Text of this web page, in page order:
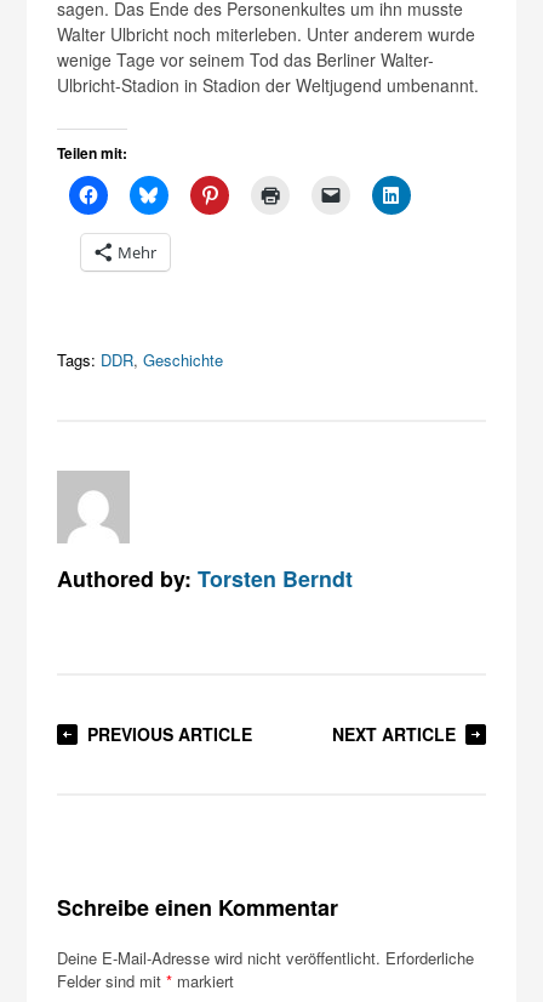
sagen. Das Ende des Personenkultes um ihn musste
Walter Ulbricht noch miterleben. Unter anderem wurde
wenige Tage vor seinem Tod das Berliner Walter-
Ulbricht-Stadion in Stadion der Weltjugend umbenannt.
Teilen mit:
Mehr
Tags: DDR,Geschichte
Authored by:Torsten Berndt
PREVIOUS ARTICLE NEXT ARTICLE
Schreibe einen Kommentar
Deine E-Mail-Adresse wird nicht veröffentlicht. Erforderliche
Felder sind mit* markiert